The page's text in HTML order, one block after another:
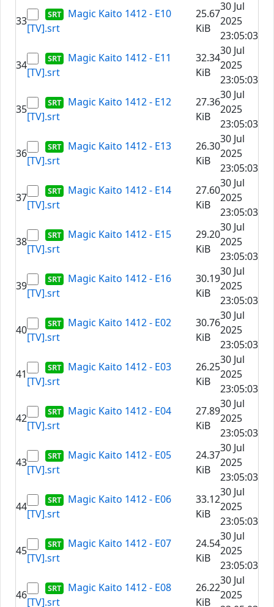
33
Magic Kaito 1412 - E10
[TV].srt
25.67
KiB
30 Jul
2025
23:05:03
34
Magic Kaito 1412 - E11
[TV].srt
32.34
KiB
30 Jul
2025
23:05:03
35
Magic Kaito 1412 - E12
[TV].srt
27.36
KiB
30 Jul
2025
23:05:03
36
Magic Kaito 1412 - E13
[TV].srt
26.30
KiB
30 Jul
2025
23:05:03
37
Magic Kaito 1412 - E14
[TV].srt
27.60
KiB
30 Jul
2025
23:05:03
38
Magic Kaito 1412 - E15
[TV].srt
29.20
KiB
30 Jul
2025
23:05:03
39
Magic Kaito 1412 - E16
[TV].srt
30.19
KiB
30 Jul
2025
23:05:03
40
Magic Kaito 1412 - E02
[TV].srt
30.76
KiB
30 Jul
2025
23:05:03
41
Magic Kaito 1412 - E03
[TV].srt
26.25
KiB
30 Jul
2025
23:05:03
42
Magic Kaito 1412 - E04
[TV].srt
27.89
KiB
30 Jul
2025
23:05:03
43
Magic Kaito 1412 - E05
[TV].srt
24.37
KiB
30 Jul
2025
23:05:03
44
Magic Kaito 1412 - E06
[TV].srt
33.12
KiB
30 Jul
2025
23:05:03
45
Magic Kaito 1412 - E07
[TV].srt
24.54
KiB
30 Jul
2025
23:05:03
46
Magic Kaito 1412 - E08
[TV].srt
26.22
KiB
30 Jul
2025